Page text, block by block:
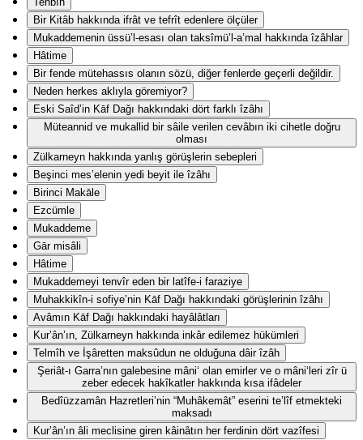
Bir Kitâb hakkında ifrât ve tefrît edenlere ölçüler
Mukaddemenin üssü’l-esası olan taksîmü’l-a’mal hakkında îzâhlar
Hâtime
Bir fende mütehassıs olanın sözü, diğer fenlerde geçerli değildir.
Neden herkes aklıyla göremiyor?
Eski Saîd’in Kāf Dağı hakkındaki dört farklı îzâhı
Müteannid ve mukallid bir sâile verilen cevâbın iki cihetle doğru
olması
Zülkarneyn hakkında yanlış görüşlerin sebepleri
Beşinci mes’elenin yedi beyit ile îzâhı
Birinci Makāle
Ezcümle
Mukaddeme
Gār misâli
Hâtime
Mukaddemeyi tenvîr eden bir latîfe-i faraziye
Muhakkikîn-i sofiye’nin Kāf Dağı hakkındaki görüşlerinin îzâhı
Avâmın Kāf Dağı hakkındaki hayâlâtları
Kur’ân’ın, Zülkarneyn hakkında inkâr edilemez hükümleri
Telmîh ve İşâretten maksûdun ne olduğuna dâir îzâh
Şeriât-ı Garra’nın galebesine mâni‘ olan emirler ve o mâni‘leri zîr ü
zeber edecek hakîkatler hakkında kısa ifâdeler
Bedîüzzamân Hazretleri’nin “Muhâkemât” eserini te’lîf etmekteki
maksadı
Kur’ân’ın âli meclisine giren kâinâtın her ferdinin dört vazîfesi